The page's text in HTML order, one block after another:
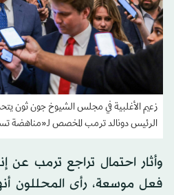
زعيم الأغلبية في مجلس الشيوخ جون ثون
الرئيس دونالد ترمب المخصص لـ«مناهضة
وأثار احتمال تراجع ترمب عن
فعل موسعة، رأى المحللون